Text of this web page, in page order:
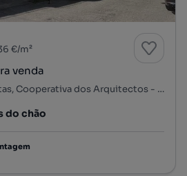
€/m²
venda
Rua de Martim de Freitas, Cooperativa dos Arquitectos - Fonte da Moura - Pedra Verde, Aldoar, Foz do Douro e Nevogilde, Porto, Porto
do chão